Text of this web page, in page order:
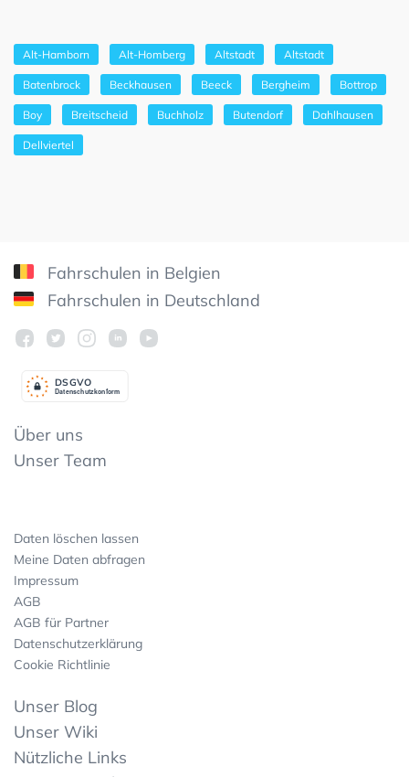
Alt-Hamborn Alt-Homberg Altstadt Altstadt
Batenbrock Beckhausen Beeck Bergheim Bottrop
Boy Breitscheid Buchholz Butendorf Dahlhausen
Dellviertel
Fahrschulen in Belgien
Fahrschulen in Deutschland
Datenschutzkonform
DSGVO
Über uns
Unser Team
Daten löschen lassen
Meine Daten abfragen
Impressum
AGB
AGB für Partner
Datenschutzerklärung
Cookie Richtlinie
Unser Blog
Unser Wiki
Nützliche Links